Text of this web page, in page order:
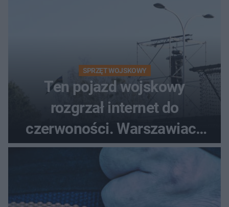
SPRZĘT WOJSKOWY
Ten pojazd wojskowy
rozgrzał internet do
czerwoności. Warszawiacy
pytali, czy to Mad Max!